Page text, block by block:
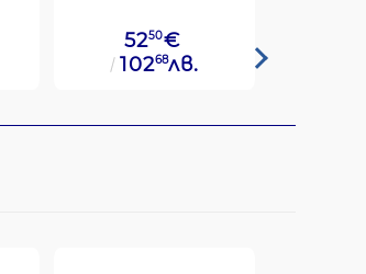
5250€
10268лв.